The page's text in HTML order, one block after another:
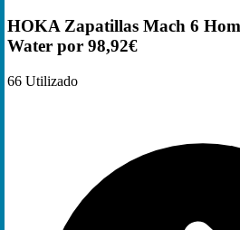
HOKA Zapatillas Mach 6
Water por 98,92€
66 Utilizado